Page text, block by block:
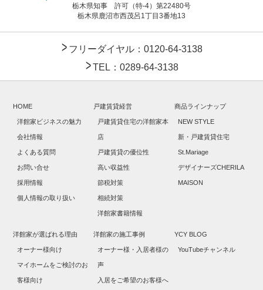
栃木県知事 許可（特-4）第22480号
栃木県鹿沼市西茂呂1丁目3番地13
フリーダイヤル：0120-64-3138
TEL：0289-64-3138
HOME
洋館家ビジネスの魅力
会社情報
よくある質問
お問い合せ
採用情報
個人情報の取り扱い
戸建賃貸経営
戸建賃貸住宅の洋館家本
店
戸建賃貸の優位性
高い収益性
節税対策
相続対策
洋館家書籍情報
商品ラインナップ
NEW STYLE
新・戸建賃貸住宅
St.Mariage
デザイナーズCHERILA
MAISON
洋館家が選ばれる理由
オーナー様向け
マイホームをご検討のお
客様向け
洋館家の施工事例
オーナー様・入居者様の
声
入居をご希望のお客様へ
YCY BLOG
YouTubeチャンネル